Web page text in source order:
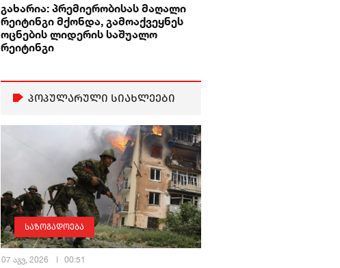
გახარია: პრემიერობისას მაღალი
რეიტინგი მქონდა, გამოაქვეყნეს
ოცნების ლიდერის საშუალო
რეიტინგი
პოპულარული სიახლეები
საზოგადოება
07 აგვ, 2026 00:51